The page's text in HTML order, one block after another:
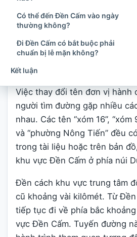
Việc thay đổi tên đơn vị hành
người tìm đường gặp nhiều
nhau. Các tên “xóm 16”, “xóm
và “phường Nông Tiến” đều
trong tài liệu hoặc trên bản
khu vực Đền Cấm ở phía núi
Đền cách khu vực trung tâm
cũ khoảng vài kilômét. Từ
tiếp tục đi về phía bắc
vực Đền Cấm. Tuyến đường
Có thể đến Đền Cấm vào ngày
thường không?
Đi Đền Cấm có bắt buộc phải
chuẩn bị lễ mặn không?
Kết luận